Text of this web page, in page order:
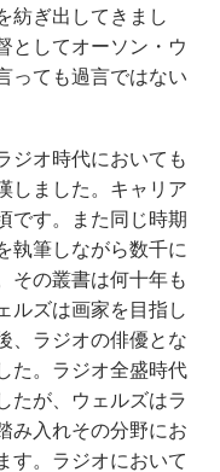
紡ぎ出してきまし
としてオーソン・ウ
っても過言ではない
ジオ時代においても
しました。キャリア
です。また同じ時期
執筆しながら数千に
その叢書は何十年も
ルズは画家を目指し
、ラジオの俳優とな
た。ラジオ全盛時代
たが、ウェルズはラ
み入れその分野にお
す。ラジオにおいて